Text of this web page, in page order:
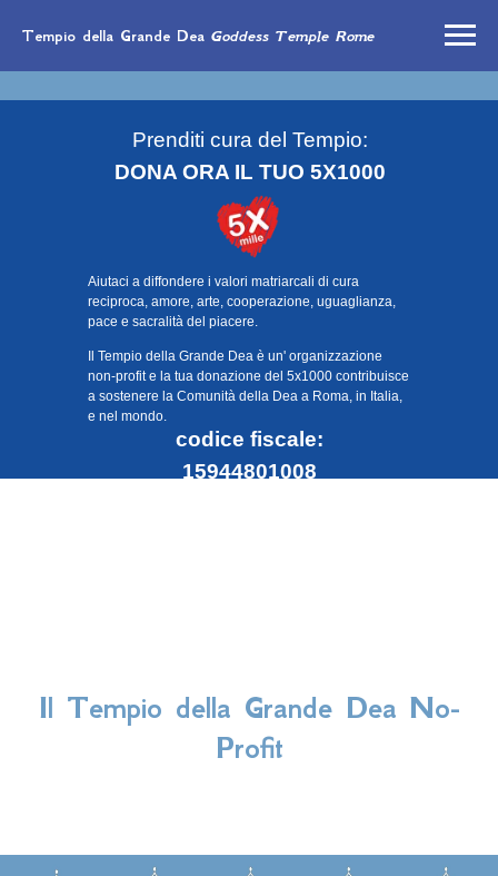
Prenditi cura del Tempio:
DONA ORA IL TUO 5X1000
Aiutaci a diffondere i valori matriarcali di cura
reciproca, amore, arte, cooperazione, uguaglianza,
pace e sacralità del piacere.
Il Tempio della Grande Dea è un' organizzazione
non-profit e la tua donazione del 5x1000 contribuisce
a sostenere la Comunità della Dea a Roma, in Italia,
e nel mondo.
codice fiscale:
15944801008
Tempio della Grande Dea Goddess Temple Rome
Il Tempio della Grande Dea No-
Profit